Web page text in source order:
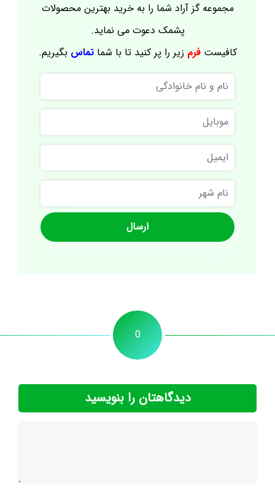
مجموعه گز آراد شما را به خرید بهترین محصولات
پشمک دعوت می نماید.
کافیستفرم زیر را پر کنید تا با شماتماس بگیریم.
نام
و
نام
خانوادگی
موبایل
ایمیل
نام
شهر
0
دیدگاهتان را بنویسید